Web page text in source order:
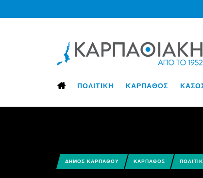
ΠΟΛΙΤΙΚΗ ΚΑΡΠΑΘΟΣ
ΔΗΜΟΣ ΚΑΡΠΑΘΟΥ ΚΑΡΠΑΘΟΣ